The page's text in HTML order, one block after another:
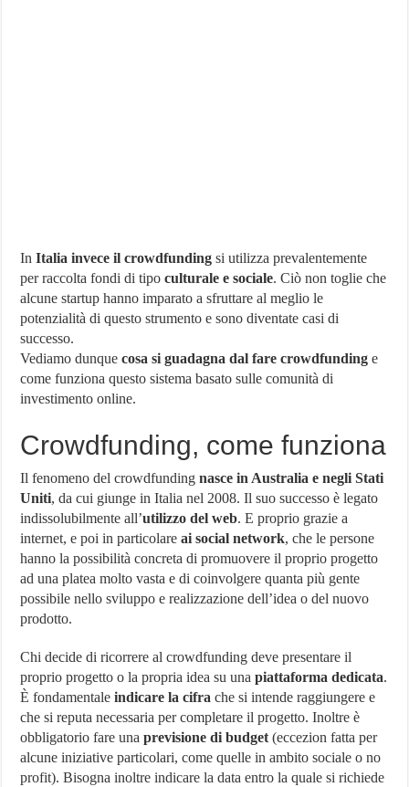
InItalia invece il crowdfunding si utilizza prevalentemente
per raccolta fondi di tipoculturale e sociale. Ciò non toglie che
alcune startup hanno imparato a sfruttare al meglio le
potenzialità di questo strumento e sono diventate casi di
successo.
Vediamo dunquecosa si guadagna dal fare crowdfunding e
come funziona questo sistema basato sulle comunità di
investimento online.
Crowdfunding, come funziona
Il fenomeno del crowdfundingnasce in Australia e negli Stati
Uniti, da cui giunge in Italia nel 2008. Il suo successo è legato
indissolubilmente all’utilizzo del web. E proprio grazie a
internet, e poi in particolareai social network, che le persone
hanno la possibilità concreta di promuovere il proprio progetto
ad una platea molto vasta e di coinvolgere quanta più gente
possibile nello sviluppo e realizzazione dell’idea o del nuovo
prodotto.
Chi decide di ricorrere al crowdfunding deve presentare il
proprio progetto o la propria idea su unapiattaforma dedicata.
È fondamentaleindicare la cifra che si intende raggiungere e
che si reputa necessaria per completare il progetto. Inoltre è
obbligatorio fare una previsione di budget(eccezion fatta per
alcune iniziative particolari, come quelle in ambito sociale o no
profit). Bisogna inoltre indicare la data entro la quale si richiede